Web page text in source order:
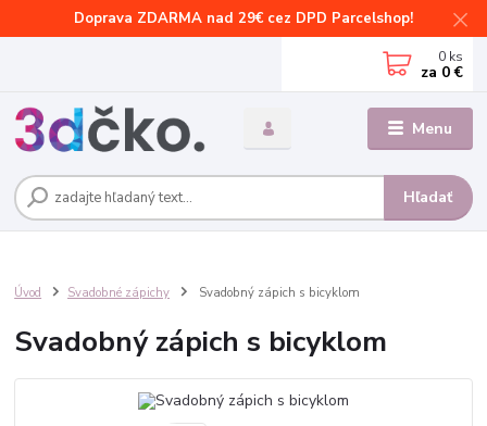
Doprava ZDARMA nad 29€ cez DPD Parcelshop!
Menu
Hľadať
0 ks
za 0 €
Úvod Svadobné zápichy Svadobný zápich s bicyklom
Svadobný zápich s bicyklom